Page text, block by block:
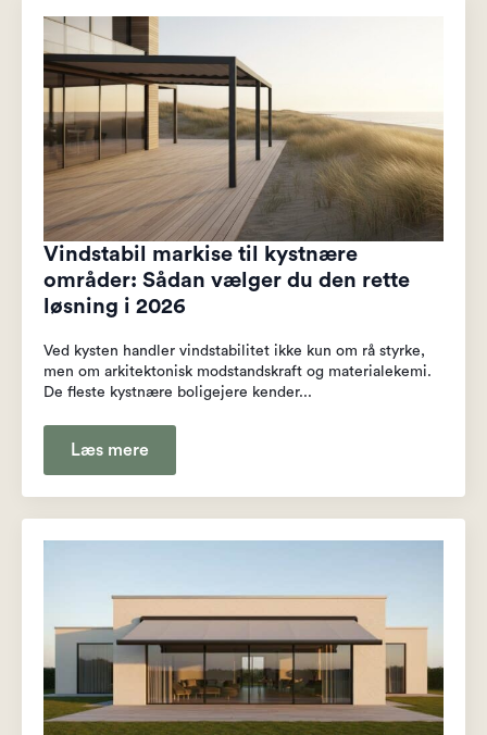
Vindstabil markise til kystnære
områder: Sådan vælger du den rette
løsning i 2026
Ved kysten handler vindstabilitet ikke kun om rå styrke,
men om arkitektonisk modstandskraft og materialekemi.
De fleste kystnære boligejere kender...
Læs mere